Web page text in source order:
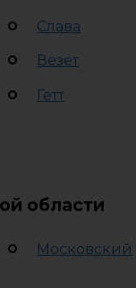
Слава
Везет
Гетт
области
Московский